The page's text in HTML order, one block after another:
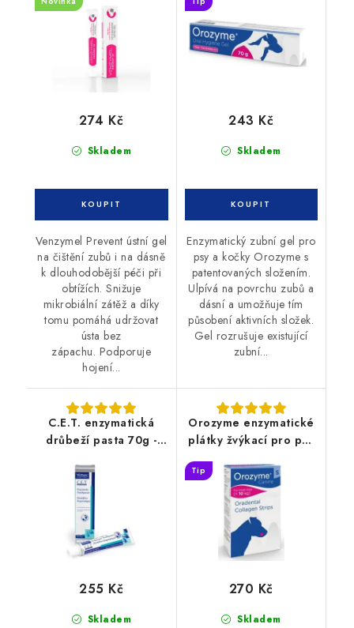
Skladem
274 Kč
Venzymel Prevent ústní gel
na čištění zubů i na dásně
k dlouhodobější péči při
obtížích. Snižuje
mikrobiální zátěž a díky
tomu pomáhá udržovat
ústa bez
zápachu. Podporuje
hojení...
Skladem
243 Kč
Enzymatický zubní gel pro
psy a kočky Orozyme s
patentovaných složením.
Ulpívá na povrchu zubů a
dásní a umožňuje tím
působení aktivních složek.
Gel rozrušuje existující
zubní...
C.E.T. enzymatická
drůbeží pasta 70g -
Skladem
255 Kč
Orozyme enzymatické
plátky žvýkací pro psy
Tip
Skladem
270 Kč